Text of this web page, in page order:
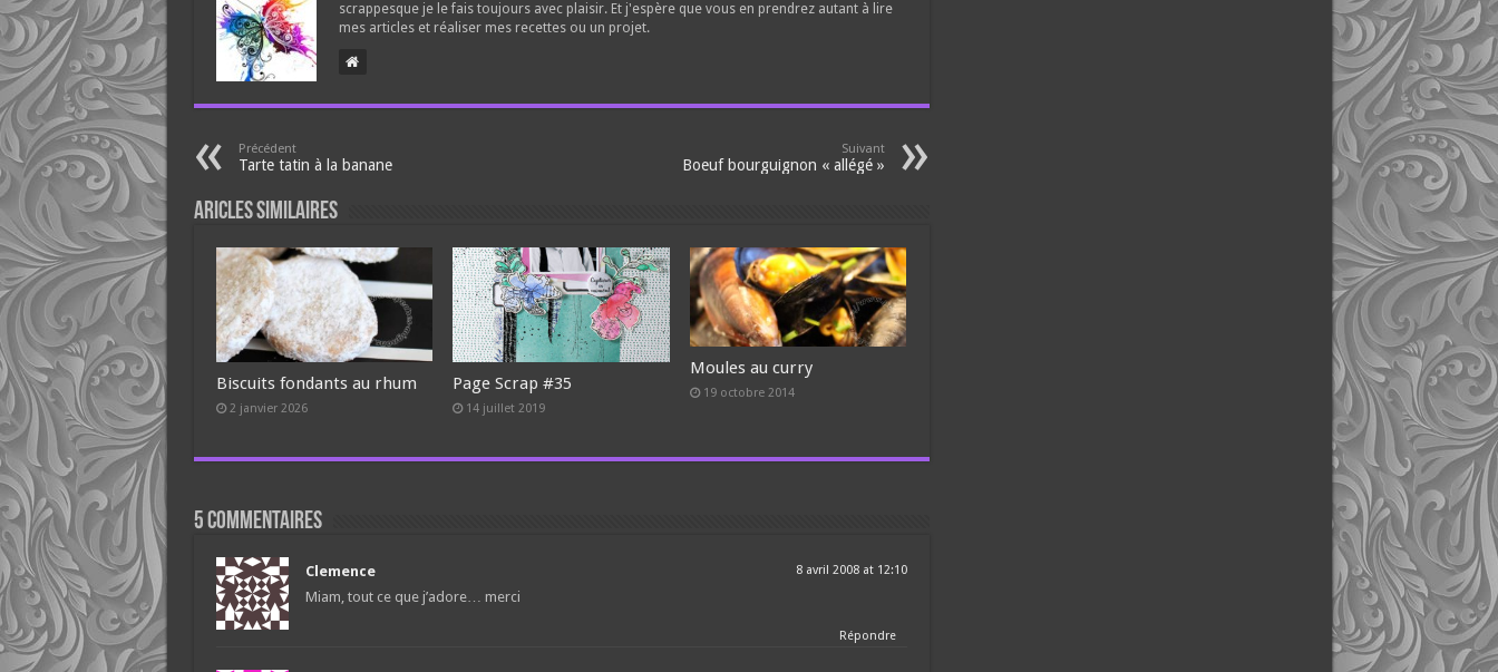
scrappesque je le fais toujours avec plaisir. Et j'espère que vous en prendrez autant à lire
mes articles et réaliser mes recettes ou un projet.
Précédent
Tarte tatin à la banane
Suivant
Boeuf bourguignon « allégé »
Aricles similaires
Biscuits fondants au rhum
2 janvier 2026
Page Scrap #35
14 juillet 2019
Moules au curry
19 octobre 2014
5 commentaires
Clemence 8 avril 2008 at 12:10
Miam, tout ce que j’adore… merci
Répondre